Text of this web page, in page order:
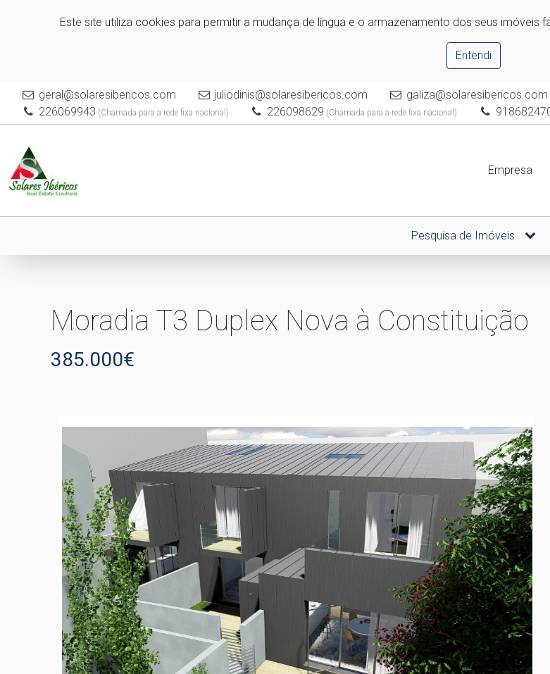
Este site utiliza cookies para permitir a mudança de língua e o armazenamento dos seus
Entendi
geral@solaresibericos.com juliodinis@solaresibericos.com galiza@solaresibericos.com
226069943 (Chamada para a rede fixa nacional) 226098629 (Chamada para a rede fixa nacional)
Empresa
Pesquisa de Imóveis
Moradia T3 Duplex Nova à Constituição
385.000€